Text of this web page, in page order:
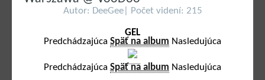
Autor: DeeGee| Počet videní: 215
GEL
Predchádzajúca Späť na album Nasledujúca
Predchádzajúca Späť na album Nasledujúca